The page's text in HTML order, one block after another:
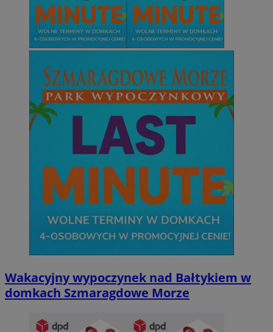
Wakacyjny wypoczynek nad Bałtykiem w
domkach Szmaragdowe Morze